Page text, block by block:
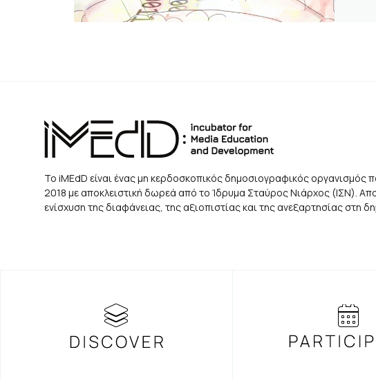
Το iMEdD είναι ένας μη κερδοσκοπικός δημοσιογραφικός οργανισμός
2018 με αποκλειστική δωρεά από το Ίδρυμα Σταύρος Νιάρχος (ΙΣΝ).
ενίσχυση της διαφάνειας, της αξιοπιστίας και της ανεξαρτησίας στη